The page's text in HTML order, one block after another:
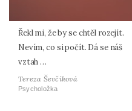
Řekl mi, že by se chtěl rozejít.
Nevím, co si počít. Dá se náš
vztah …
Tereza Ševčíková
Psycholožka